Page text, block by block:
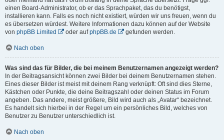
einen Board-Administrator, ob er das Sprachpaket, das du benötigst,
installieren kann. Falls es noch nicht existiert, würden wir uns freuen, wenn du
es übersetzen würdest. Weitere Informationen dazu können auf der Website
von phpBB Limited oder aufphpBB.de gefunden werden.
Nach oben
Was sind das für Bilder, die bei meinem Benutzernamen angezeigt werden?
In der Beitragsansicht können zwei Bilder bei deinem Benutzernamen stehen.
Eines dieser Bilder ist meist mit deinem Rang verknüpft: Oft sind dies Sterne,
Kästchen oder Punkte, die deine Beitragszahl oder deinen Status im Forum
angeben. Das andere, meist größere, Bild wird auch als „Avatar“ bezeichnet.
Es handelt sich hierbei in der Regel um ein persönliches Bild, welches von
Benutzer zu Benutzer unterschiedlich ist.
Nach oben